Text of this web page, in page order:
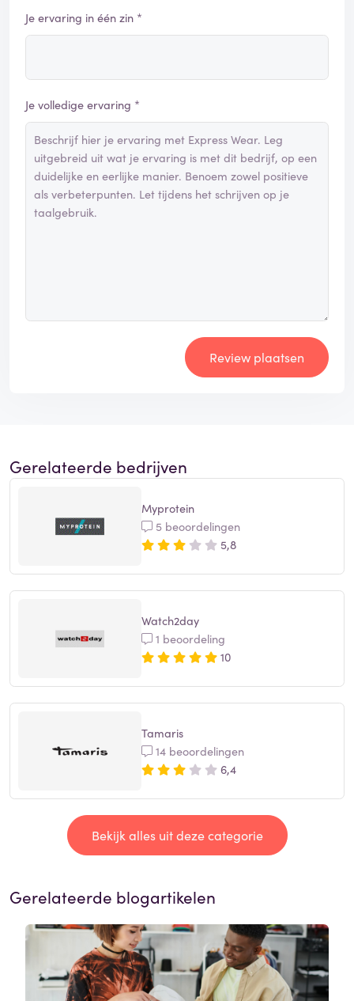
Je ervaring in één zin *
Je volledige ervaring *
Review plaatsen
Gerelateerde bedrijven
Myprotein
5 beoordelingen
5,8
Watch2day
1 beoordeling
10
Tamaris
14 beoordelingen
6,4
Bekijk alles uit deze categorie
Gerelateerde blogartikelen